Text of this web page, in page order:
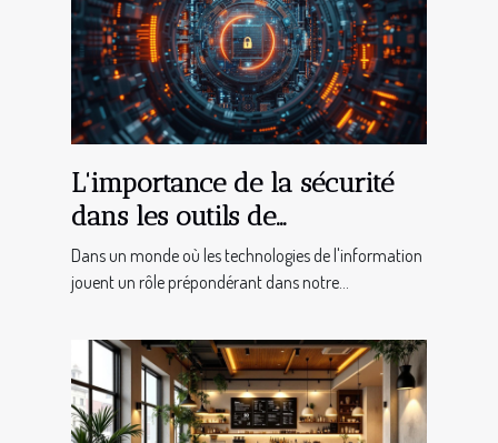
L'importance de la sécurité
dans les outils de
communication automatisés
Dans un monde où les technologies de l'information
jouent un rôle prépondérant dans notre...